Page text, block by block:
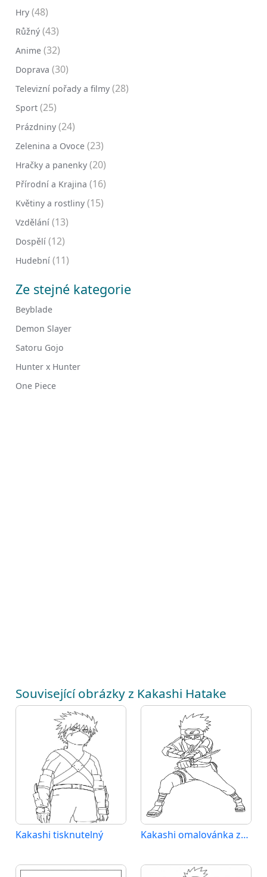
Hry (48)
Růžný (43)
Anime (32)
Doprava (30)
Televizní pořady a filmy (28)
Sport (25)
Prázdniny (24)
Zelenina a Ovoce (23)
Hračky a panenky (20)
Přírodní a Krajina (16)
Květiny a rostliny (15)
Vzdělání (13)
Dospělí (12)
Hudební (11)
Ze stejné kategorie
Beyblade
Demon Slayer
Satoru Gojo
Hunter x Hunter
One Piece
Související obrázky z Kakashi Hatake
Kakashi tisknutelný Kakashi omalovánka zdarma